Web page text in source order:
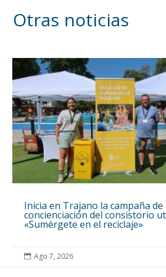
Otras noticias
Inicia en Trajano la campaña de
concienciación del consistorio
«Sumérgete en el reciclaje»
 Ago 7, 2026